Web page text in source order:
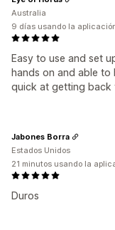
Easy to use and set
hands on and able
quick at getting back
Australia
9 días usando la
Duros
Jabones Borra
Estados Unidos
21 minutos usando la